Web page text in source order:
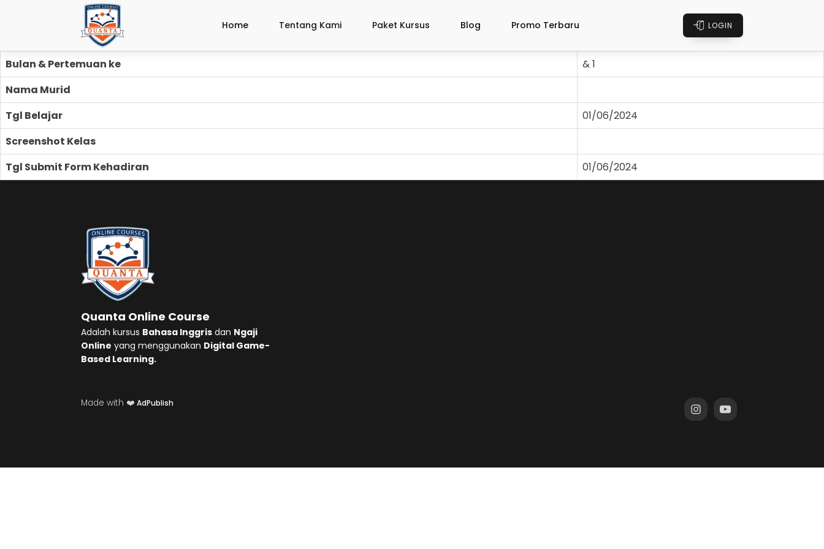
Home Tentang Kami Paket Kursus Blog Promo Terbaru LOGIN
Bulan & Pertemuan ke
& 1
Nama Murid
Tgl Belajar
01/06/2024
Screenshot Kelas
Tgl Submit Form Kehadiran
01/06/2024
Quanta Online Course
Adalah kursus Bahasa Inggris dan Ngaji
Online yang menggunakan Digital Game-
Based Learning.
Made with ❤️ AdPublish